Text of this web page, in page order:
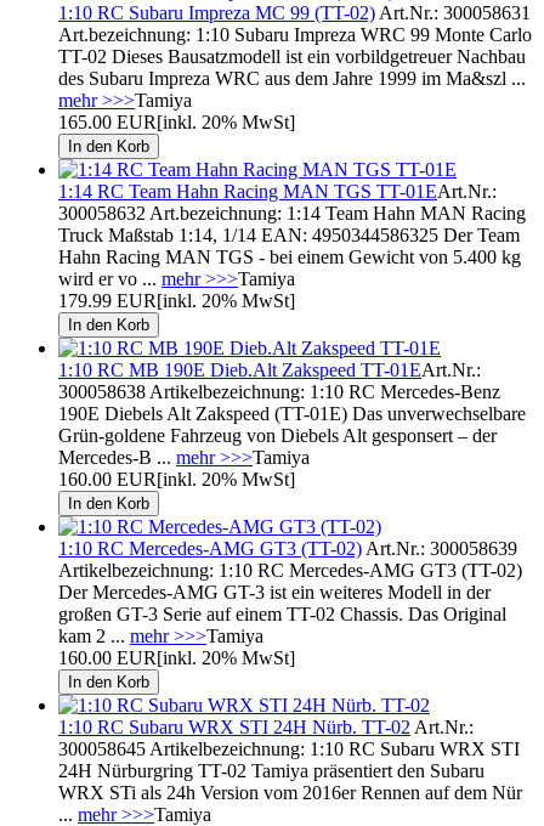
1:10 RC Subaru Impreza MC 99 (TT-02) Art.Nr.: 300058631
Art.bezeichnung: 1:10 Subaru Impreza WRC 99 Monte Carlo
TT-02 Dieses Bausatzmodell ist ein vorbildgetreuer Nachbau
des Subaru Impreza WRC aus dem Jahre 1999 im Ma&szl ...
mehr >>>Tamiya
165.00 EUR[inkl. 20% MwSt]
1:14 RC Team Hahn Racing MAN TGS TT-01EArt.Nr.:
300058632 Art.bezeichnung: 1:14 Team Hahn MAN Racing
Truck Maßstab 1:14, 1/14 EAN: 4950344586325 Der Team
Hahn Racing MAN TGS - bei einem Gewicht von 5.400 kg
wird er vo ... mehr >>>Tamiya
179.99 EUR[inkl. 20% MwSt]
1:10 RC MB 190E Dieb.Alt Zakspeed TT-01EArt.Nr.:
300058638 Artikelbezeichnung: 1:10 RC Mercedes-Benz
190E Diebels Alt Zakspeed (TT-01E) Das unverwechselbare
Grün-goldene Fahrzeug von Diebels Alt gesponsert – der
Mercedes-B ... mehr >>>Tamiya
160.00 EUR[inkl. 20% MwSt]
1:10 RC Mercedes-AMG GT3 (TT-02) Art.Nr.: 300058639
Artikelbezeichnung: 1:10 RC Mercedes-AMG GT3 (TT-02)
Der Mercedes-AMG GT-3 ist ein weiteres Modell in der
großen GT-3 Serie auf einem TT-02 Chassis. Das Original
kam 2 ... mehr >>>Tamiya
160.00 EUR[inkl. 20% MwSt]
1:10 RC Subaru WRX STI 24H Nürb. TT-02 Art.Nr.:
300058645 Artikelbezeichnung: 1:10 RC Subaru WRX STI
24H Nürburgring TT-02 Tamiya präsentiert den Subaru
WRX STi als 24h Version vom 2016er Rennen auf dem Nür
... mehr >>>Tamiya